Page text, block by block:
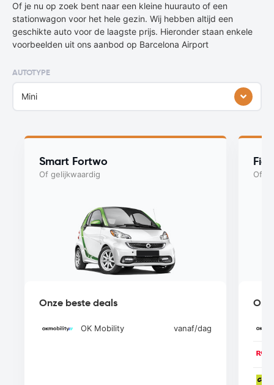
Of je nu op zoek bent naar een kleine huurauto of een
stationwagon voor het hele gezin. Wij hebben altijd een
geschikte auto voor de laagste prijs. Hieronder staan enkele
voorbeelden uit ons aanbod op Barcelona Airport
AUTOTYPE
Mini
Smart Fortwo
Of gelijkwaardig
Onze beste deals
OK Mobility vanaf/dag
Of